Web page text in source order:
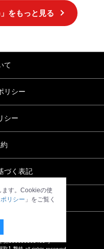
す。Cookieの使
リシー 」をご覧く
モデ
をもっと見る
て
リシー
シー
づく表記
せ
第306699505469号